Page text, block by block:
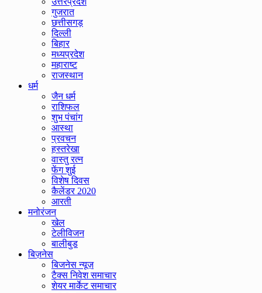
गुजरात
छत्तीसगड़
दिल्ली
बिहार
मध्यप्रदेश
महाराष्ट
राजस्थान
धर्म
जैन धर्म
राशिफल
शुभ पंचांग
आस्था
प्रवचन
हस्तरेखा
वास्तु रत्न
फेंग शुई
विशेष दिवस
कैलेंडर 2020
आरती
मनोरंजन
खेल
टेलीविजन
बालीबुड
बिज़नेस
बिजनेस न्यूज़
टैक्स निवेश समाचार
शेयर मार्केट समाचार